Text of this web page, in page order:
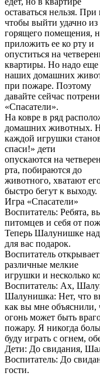
оставаться нельзя.
чтобы выйти удачно из
горящего помещения,
приложить ее ко рту и
опуститься на
квартиры. Но надо еще
наших домашних
при пожаре. Поэтому
давайте сейчас
«Спасатели».
На ковре в ряд
домашних животных.
каждой игрушки
спаси!» дети
опускаются на
рта, побираются до
животного, хватают
быстро бегут к выходу.
Игра «Спасатели»
Воспитатель: Ребята,
питомцев и себя от
Теперь Шалунишке
для вас подарок.
Воспитатель
различные мелкие
игрушки и несколько
Воспитатель: Ах,
Шалунишка: Нет, что
как вы мне объяснили,
огонь может быть
пожару. Я никогда
буду играть с огнем,
Дети: До свидания,
Воспитатель: До
гости.